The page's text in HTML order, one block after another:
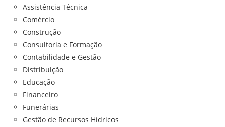
Assistência Técnica
Comércio
Construção
Consultoria e Formação
Contabilidade e Gestão
Distribuição
Educação
Financeiro
Funerárias
Gestão de Recursos Hídricos